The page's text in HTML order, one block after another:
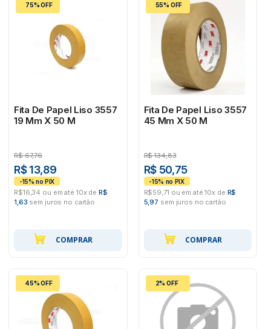
75% OFF
Fita De Papel Liso 3557
19 Mm X 50 M
R$ 67,76
R$ 13,89
R$16,34 ou em até 10x de R$
1,63 sem juros no cartão
COMPRAR
55% OFF
Fita De Papel Liso 3557
45 Mm X 50 M
R$ 134,83
R$ 50,75
R$59,71 ou em até 10x de R$
5,97 sem juros no cartão
COMPRAR
45% OFF 2% OFF